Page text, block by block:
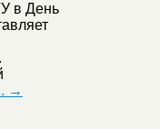
в День
→